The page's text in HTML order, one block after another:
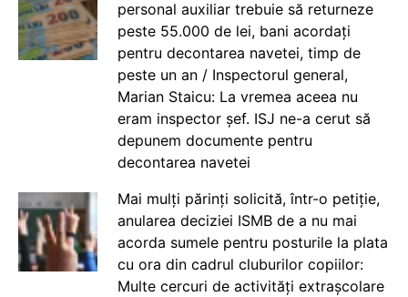
personal auxiliar trebuie să returneze
peste 55.000 de lei, bani acordați
pentru decontarea navetei, timp de
peste un an / Inspectorul general,
Marian Staicu: La vremea aceea nu
eram inspector șef. ISJ ne-a cerut să
depunem documente pentru
decontarea navetei
Mai mulți părinți solicită, într-o petiție,
anularea deciziei ISMB de a nu mai
acorda sumele pentru posturile la plata
cu ora din cadrul cluburilor copiilor:
Multe cercuri de activități extrașcolare